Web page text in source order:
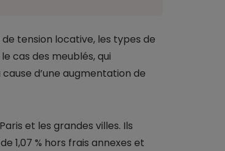
tension locative, les types de
cas des meublés, qui
d’une augmentation de
et les grandes villes. Ils
1,07 % hors frais annexes et